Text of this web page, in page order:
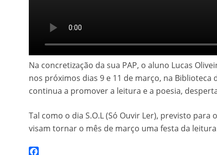
Na concretização da sua PAP, o aluno Lucas
nos próximos dias 9 e 11 de março, na
continua a promover a leitura e a poesia,
Tal como o dia S.O.L (Só Ouvir Ler), previsto
visam tornar o mês de março uma festa da